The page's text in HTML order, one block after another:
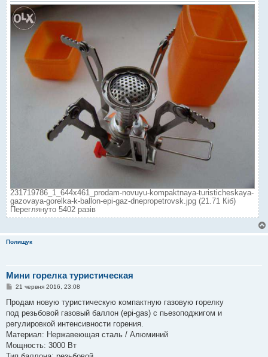
231719786_1_644x461_prodam-novuyu-kompaktnaya-turisticheskaya-
gazovaya-gorelka-k-ballon-epi-gaz-dnepropetrovsk.jpg (21.71 Кіб)
Переглянуто 5402 разів
Полищук
Мини горелка туристическая
П
в
д
о
л
е
21 червня 2016, 23:08
Продам новую туристическую компактную газовую горелку
под резьбовой газовый баллон (epi-gas) с пьезоподжигом и
регулировкой интенсивности горения.
Материал: Нержавеющая сталь / Алюминий
Мощность: 3000 Вт